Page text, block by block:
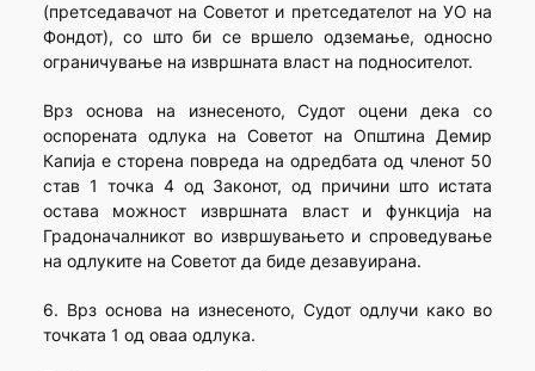
(претседавачот на Советот и претседателот на УО на
Фондот), со што би се вршело одземање, односно
ограничување на извршната власт на подносителот.
Врз основа на изнесеното, Судот оцени дека со
оспорената одлука на Советот на Општина Демир
Капија е сторена повреда на одредбата од членот 50
став 1 точка 4 од Законот, од причини што истата
остава можност извршната власт и функција на
Градоначалникот во извршувањето и спроведување
на одлуките на Советот да биде дезавуирана.
6. Врз основа на изнесеното, Судот одлучи како во
точката 1 од оваа одлука.